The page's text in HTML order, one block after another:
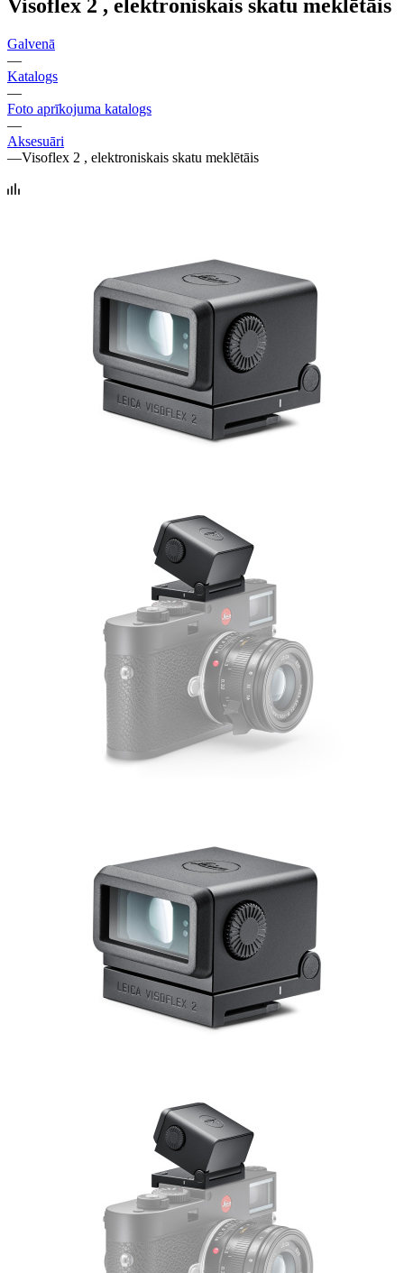
Visoflex 2 , elektroniskais skatu meklētāis
Galvenā
—
Katalogs
—
Foto aprīkojuma katalogs
—
Aksesuāri
—Visoflex 2 , elektroniskais skatu meklētāis